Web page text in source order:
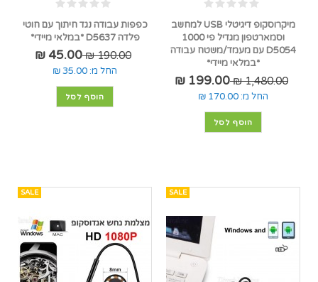
מיקרוסקופ דיגיטלי USB למחשב
וסמארטפון מגדיל פי 1000
D5054 עם מעמד/משטח עבודה
*במלאי מיידי*
1,480.00 ₪
199.00 ₪
החל מ: 170.00 ₪
הוסף לסל
כפפות עבודה נגד חיתוך עם חוטי
פלדה D5637 *במלאי מיידי*
190.00 ₪
45.00 ₪
החל מ: 35.00 ₪
הוסף לסל
SALE
SALE